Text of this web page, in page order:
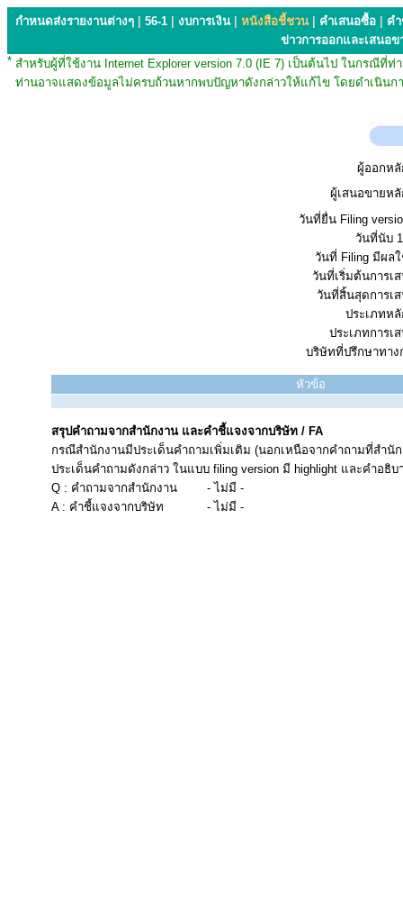
กำหนดส่งรายงานต่างๆ 56-1 งบการเงิน หนังสือชี้ชวน คำเสนอซื้อ
ค
ข่าวการออกและเสนอข
* สำหรับผู้ที่ใช้งาน Internet Explorer version 7.0 (IE 7) เป็นต้นไป ในกรณี
ท่านอาจแสดงข้อมูลไม่ครบถ้วนหากพบปัญหาดังกล่าวให้แก้ไข โดยดำเนินก
ผู้ออกห
ผู้เสนอขายห
วันที่ยื่น Filing
วันที่นับ
วันที่ Filing มีผล
วันที่เริ่มต้นการเ
วันที่สิ้นสุดการเ
ประเภทห
ประเภทการเ
บริษัทที่ปรึกษาทาง
หัวข้อ
สรุปคำถามจากสำนักงาน และคำชี้แจงจากบริษัท / FA
กรณีสำนักงานมีประเด็นคำถามเพิ่มเติม (นอกเหนือจากคำถามที่สำ
ประเด็นคำถามดังกล่าว ในแบบ filing version มี highlight และคำอธิ
Q : คำถามจากสำนักงาน
- ไม่มี -
A : คำชี้แจงจากบริษัท
- ไม่มี -